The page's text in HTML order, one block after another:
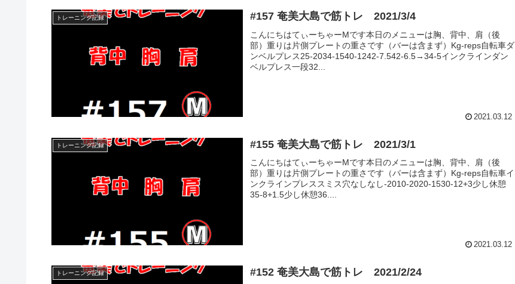
トレーニング記録 #157 奄美大島で筋トレ 2021/3/4
こんにちはてぃーちゃーMです本日のメニューは胸、背中、肩（後
部）重りは片側プレートの重さです（バーは含まず）Kg-reps自転車ダ
ンベルプレス25-2034-1540-1242-7.542-6.5→34-5インクラインダン
ベルプレス一段32...
2021.03.12
トレーニング記録 #155 奄美大島で筋トレ 2021/3/1
こんにちはてぃーちゃーMです本日のメニューは胸、背中、肩（後
部）重りは片側プレートの重さです（バーは含まず）Kg-reps自転車イ
ンクラインプレススミス穴なしなし-2010-2020-1530-12+3少し休憩
35-8+1.5少し休憩36....
2021.03.12
トレーニング記録 #152 奄美大島で筋トレ 2021/2/24